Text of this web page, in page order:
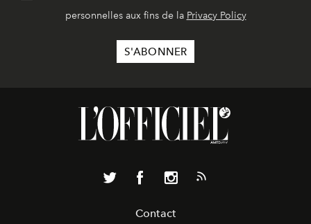
personnelles aux fins de la Privacy Policy
Contact